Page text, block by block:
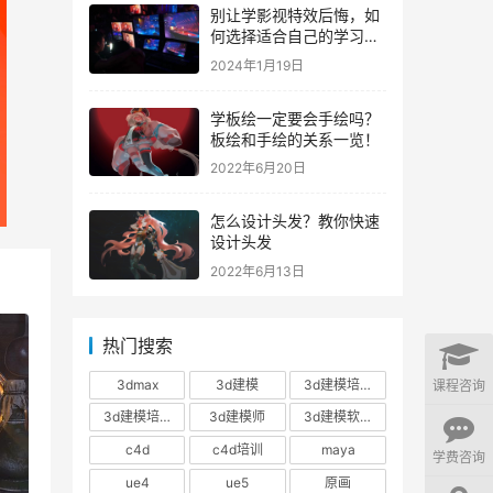
别让学影视特效后悔，如
何选择适合自己的学习路
径？
2024年1月19日
学板绘一定要会手绘吗？
板绘和手绘的关系一览！
2022年6月20日
怎么设计头发？教你快速
设计头发
2022年6月13日
热门搜索
3dmax 3d建模
3d建模培训
3d建模培训班
3d建模师
3d建模软件
c4d
c4d培训
maya
ue4
ue5 原画
课程咨询
学费咨询